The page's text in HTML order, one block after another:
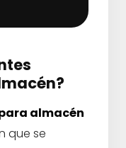
almacén
que se